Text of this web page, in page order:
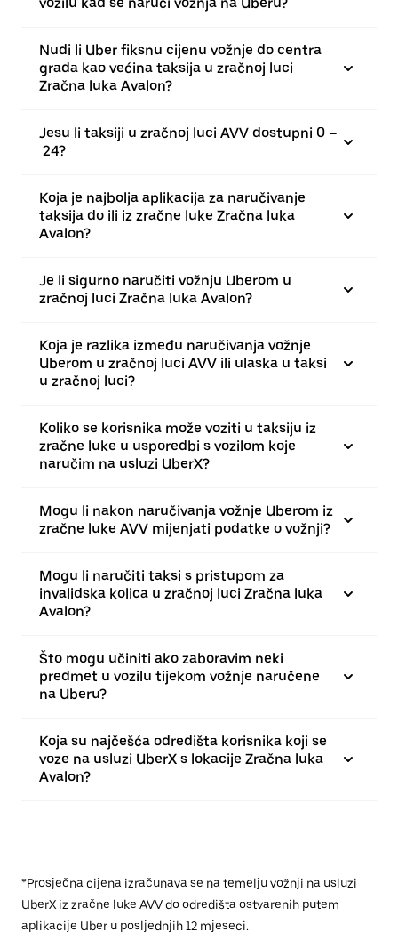
Nudi li Uber fiksnu cijenu vožnje do centra
grada kao većina taksija u zračnoj luci
Zračna luka Avalon?
Jesu li taksiji u zračnoj luci AVV dostupni 0 –
24?
Koja je najbolja aplikacija za naručivanje
taksija do ili iz zračne luke Zračna luka
Avalon?
Je li sigurno naručiti vožnju Uberom u
zračnoj luci Zračna luka Avalon?
Koja je razlika između naručivanja vožnje
Uberom u zračnoj luci AVV ili ulaska u taksi
u zračnoj luci?
Koliko se korisnika može voziti u taksiju iz
zračne luke u usporedbi s vozilom koje
naručim na usluzi UberX?
Mogu li nakon naručivanja vožnje Uberom iz
zračne luke AVV mijenjati podatke o vožnji?
Mogu li naručiti taksi s pristupom za
invalidska kolica u zračnoj luci Zračna luka
Avalon?
Što mogu učiniti ako zaboravim neki
predmet u vozilu tijekom vožnje naručene
na Uberu?
Koja su najčešća odredišta korisnika koji se
voze na usluzi UberX s lokacije Zračna luka
Avalon?
*Prosječna cijena izračunava se na temelju vožnji na usluzi
UberX iz zračne luke AVV do odredišta ostvarenih putem
aplikacije Uber u posljednjih 12 mjeseci.